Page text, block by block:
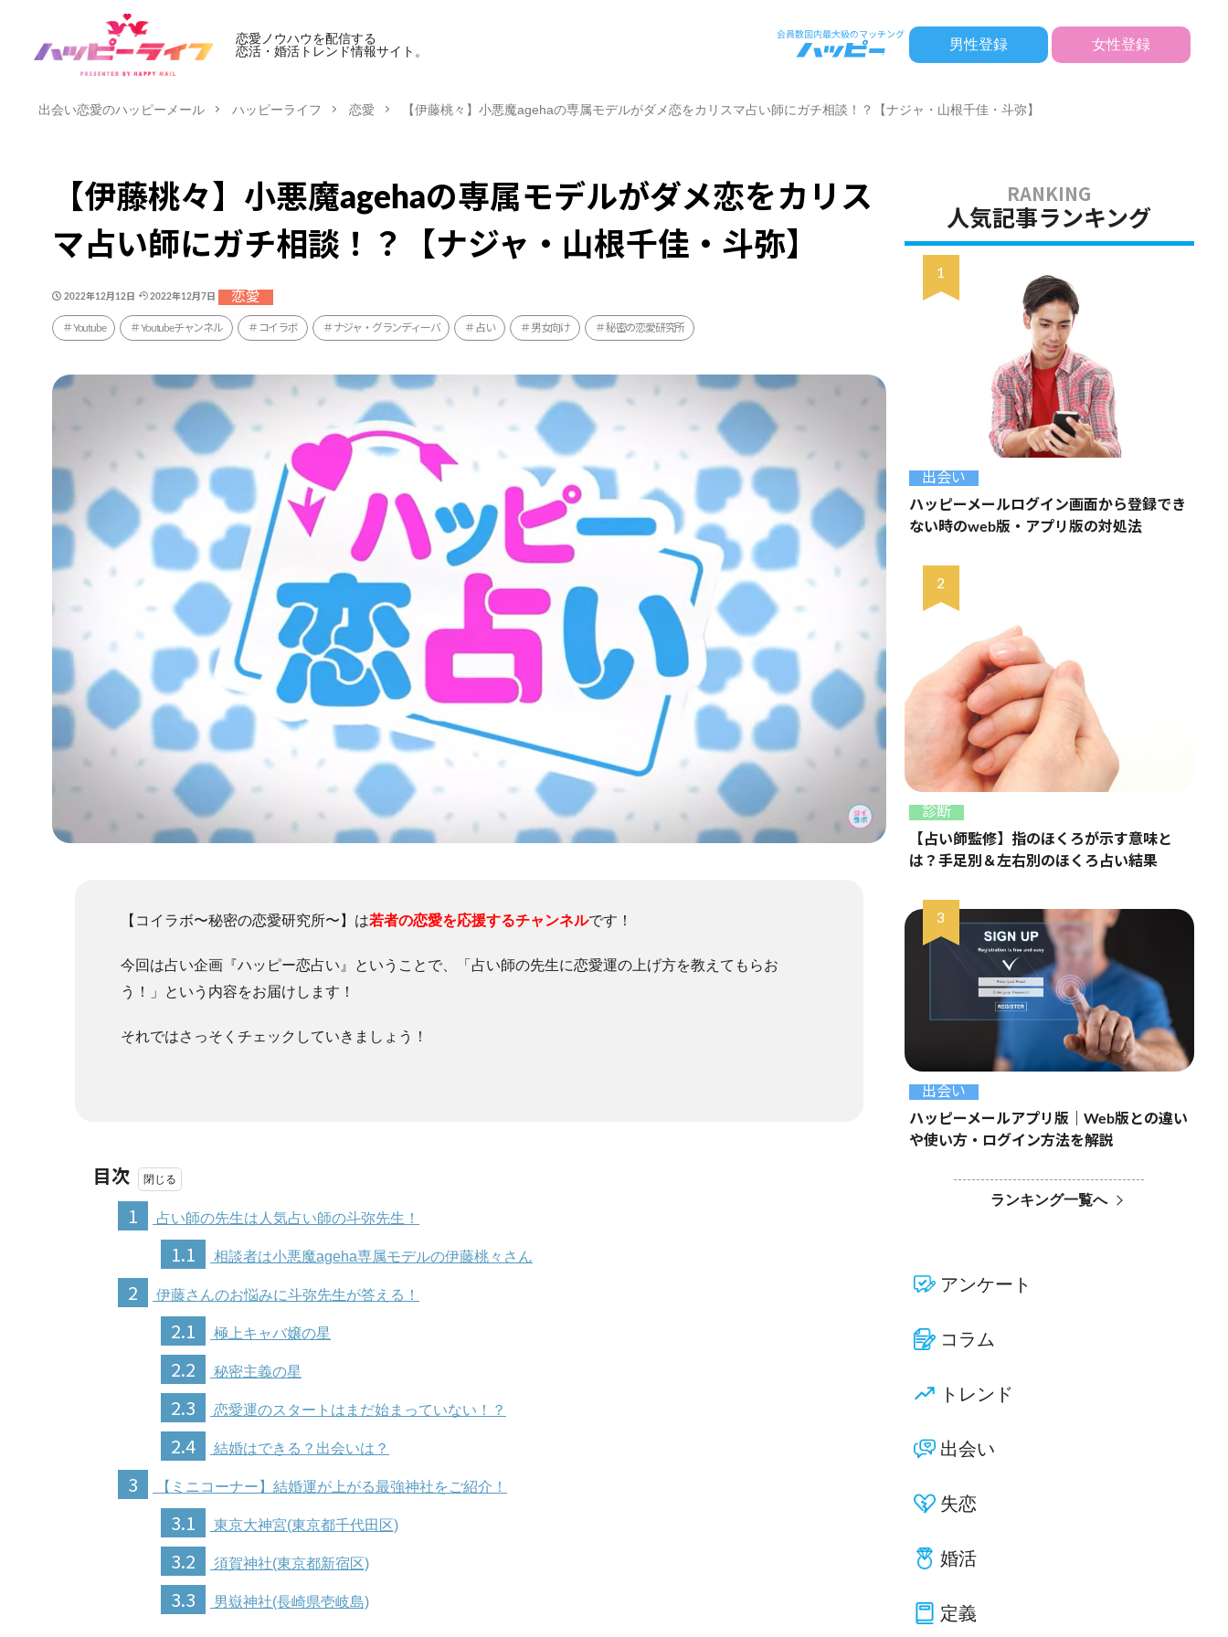
恋愛ノウハウを配信する
恋活・婚活トレンド情報サイト。
男性登録 女性登録
出会い恋愛のハッピーメール ハッピーライフ 恋愛 【伊藤桃々】小悪魔agehaの専属モデルがダメ恋をカリスマ占い師にガチ相談！？【ナジャ・山根千佳・斗弥】
【伊藤桃々】小悪魔agehaの専属モデルがダメ恋をカリス
マ占い師にガチ相談！？【ナジャ・山根千佳・斗弥】
2022年12月12日 2022年12月7日 恋愛
Youtube Youtubeチャンネル コイラボ ナジャ・グランディーバ 占い 男女向け 秘密の恋愛研究所
【コイラボ〜秘密の恋愛研究所〜】は若者の恋愛を応援するチャンネルです！
今回は占い企画『ハッピー恋占い』ということで、「占い師の先生に恋愛運の上げ方を教えてもらお
う！」という内容をお届けします！
それではさっそくチェックしていきましょう！
目次
1
占い師の先生は人気占い師の斗弥先生！
1.1 相談者は小悪魔ageha専属モデルの伊藤桃々さん
2 伊藤さんのお悩みに斗弥先生が答える！
2.1 極上キャバ嬢の星
2.2 秘密主義の星
2.3 恋愛運のスタートはまだ始まっていない！？
2.4 結婚はできる？出会いは？
3 【ミニコーナー】結婚運が上がる最強神社をご紹介！
3.1 東京大神宮(東京都千代田区)
3.2 須賀神社(東京都新宿区)
3.3 男嶽神社(長崎県壱岐島)
人気記事ランキング
出会い
ハッピーメールログイン画面から登録でき
ない時のweb版・アプリ版の対処法
診断
【占い師監修】指のほくろが示す意味と
は？手足別＆左右別のほくろ占い結果
出会い
ハッピーメールアプリ版｜Web版との違い
や使い方・ログイン方法を解説
ランキング一覧へ
アンケート
コラム
トレンド
出会い
失恋
婚活
定義